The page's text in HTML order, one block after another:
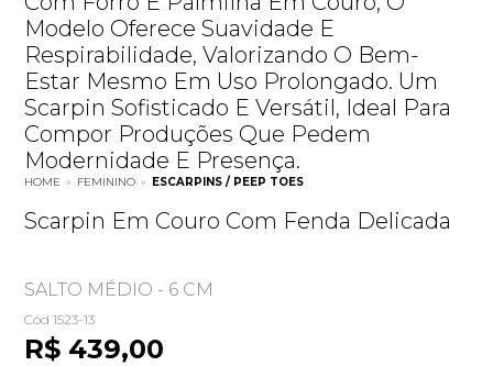
Modelo Oferece Suavidade E
Respirabilidade, Valorizando O Bem-
Estar Mesmo Em Uso Prolongado. Um
Scarpin Sofisticado E Versátil, Ideal Para
Compor Produções Que Pedem
Modernidade E Presença.
HOME » FEMININO » ESCARPINS / PEEP TOES
Scarpin Em Couro Com Fenda Delicada
SALTO MÉDIO - 6 CM
Cód 1523-13
R$ 439,00